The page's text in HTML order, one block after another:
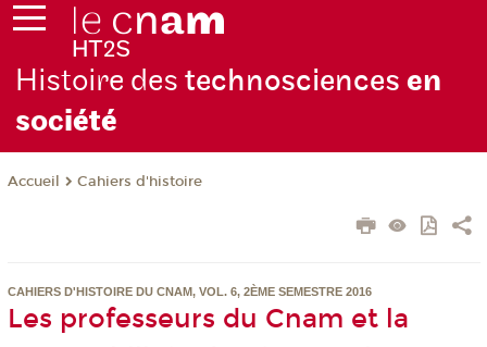
Histoire des technosciences en
société
Accueil Cahiers d'histoire
CAHIERS D'HISTOIRE DU CNAM, VOL. 6, 2ÈME SEMESTRE 2016
Les professeurs du Cnam et la